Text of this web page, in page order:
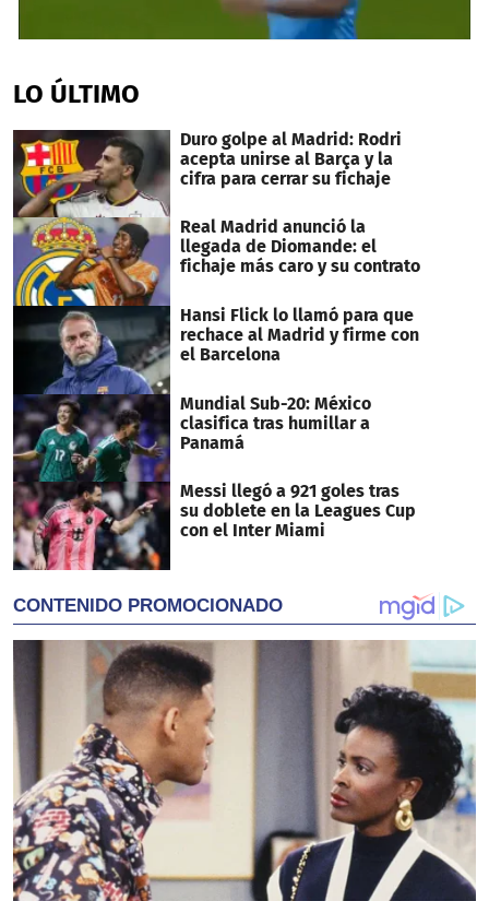
of
1
5
seconds
LO ÚLTIMO
Duro golpe al Madrid: Rodri
acepta unirse al Barça y la
cifra para cerrar su fichaje
Real Madrid anunció la
llegada de Diomande: el
fichaje más caro y su contrato
Hansi Flick lo llamó para que
rechace al Madrid y firme con
el Barcelona
Mundial Sub-20: México
clasifica tras humillar a
Panamá
Messi llegó a 921 goles tras
su doblete en la Leagues Cup
con el Inter Miami